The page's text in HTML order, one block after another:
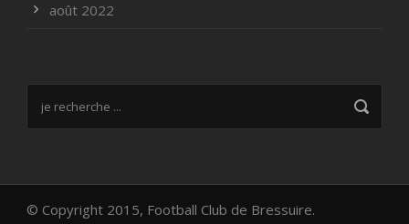
août 2022
© Copyright 2015, Football Club de Bressuire.